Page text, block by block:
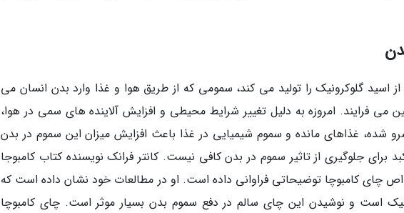
اسید گلوکرونیک را تولید می کند، سمومی که از طریق هوا و غذا وارد بدن انسان می
می فرایند. امروزه به دلیل تغییر شرایط محیطی و افزایش آلاینده های سمی در هوا،
شده، غذاهای مانده و سموم شیمیایی در غذا باعث افزایش میزان این سموم در بدن
برای جلوگیری از تاثیر سموم در بدن کافی نیست. کانتر فرانک نویسنده کتاب کامبوجا
چای کامبوچا توضیحاتی فراوانی داده است. او در مطالعات خود نشان داده است که
است و نوشیدن این چای سالم در دفع سموم بدن بسیار موثر است. چای کامبوچا